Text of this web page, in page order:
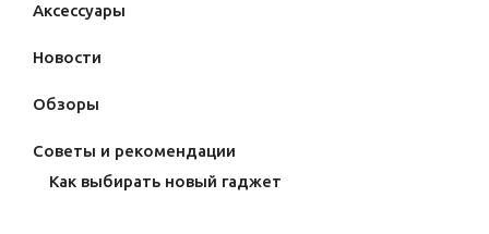
Аксессуары
Новости
Обзоры
Советы и рекомендации
Как выбирать новый гаджет